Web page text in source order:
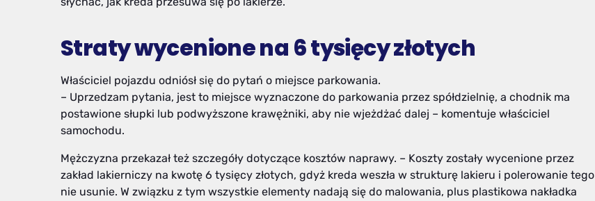
Straty wycenione na 6 tysięcy złotych
Właściciel pojazdu odniósł się do pytań o miejsce parkowania.
– Uprzedzam pytania, jest to miejsce wyznaczone do parkowania przez spółdzielnię, a chodnik ma
postawione słupki lub podwyższone krawężniki, aby nie wjeżdżać dalej – komentuje właściciel
samochodu.
Mężczyzna przekazał też szczegóły dotyczące kosztów naprawy. – Koszty zostały wycenione przez
zakład lakierniczy na kwotę 6 tysięcy złotych, gdyż kreda weszła w strukturę lakieru i polerowanie tego
nie usunie. W związku z tym wszystkie elementy nadają się do malowania, plus plastikowa nakładka